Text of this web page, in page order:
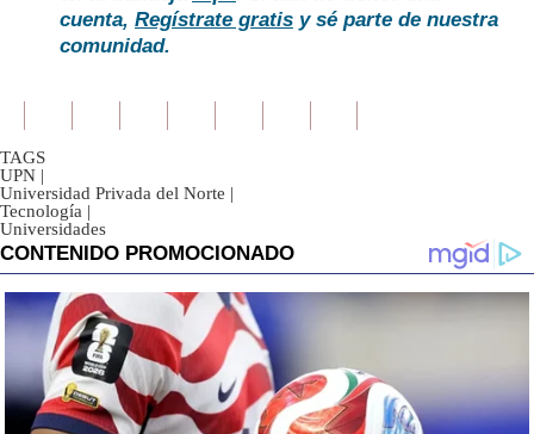
cuenta, Regístrate gratis y sé parte de nuestra
comunidad.
TAGS
UPN |
Universidad Privada del Norte |
Tecnología |
Universidades